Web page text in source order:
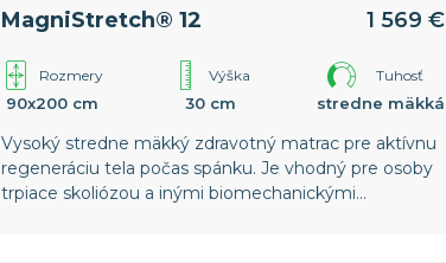
MagniStretch® 12 1 569 €
Rozmery
90x200 cm
Výška
30 cm
Tuhosť
stredne mäkká
Vysoký stredne mäkký zdravotný matrac pre aktívnu
regeneráciu tela počas spánku. Je vhodný pre osoby
trpiace skoliózou a inými biomechanickými